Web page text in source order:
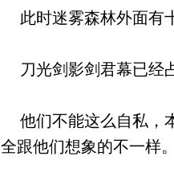
此时迷雾森林外面有
刀光剑影剑君幕已经
他们不能这么自私，
全跟他们想象的不一样。